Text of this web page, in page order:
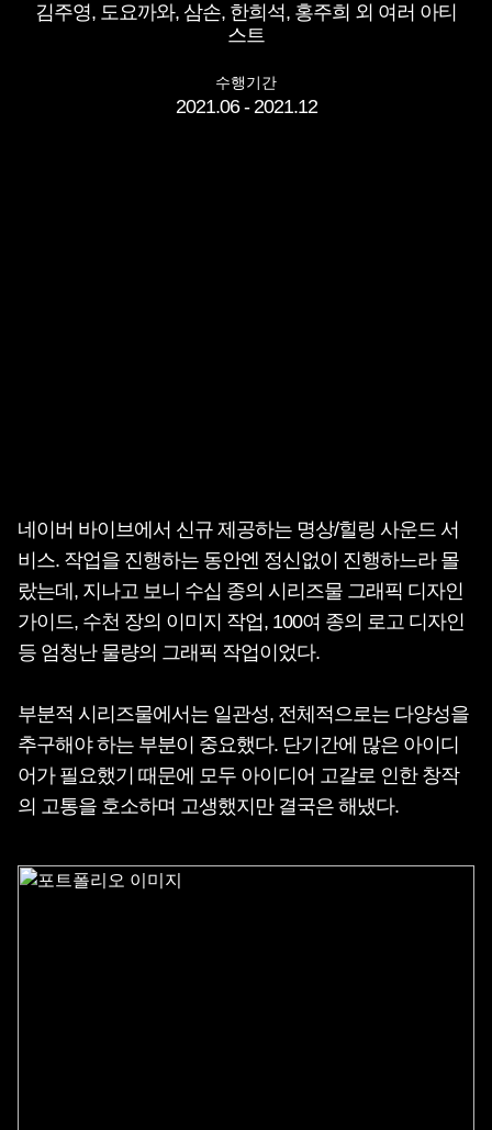
김주영, 도요까와, 삼손, 한희석, 홍주희 외 여러 아티
스트
수행기간
2021.06 - 2021.12
네이버 바이브에서 신규 제공하는 명상/힐링 사운드 서
비스. 작업을 진행하는 동안엔 정신없이 진행하느라 몰
랐는데, 지나고 보니 수십 종의 시리즈물 그래픽 디자인
가이드, 수천 장의 이미지 작업, 100여 종의 로고 디자인
등 엄청난 물량의 그래픽 작업이었다.
부분적 시리즈물에서는 일관성, 전체적으로는 다양성을
추구해야 하는 부분이 중요했다. 단기간에 많은 아이디
어가 필요했기 때문에 모두 아이디어 고갈로 인한 창작
의 고통을 호소하며 고생했지만 결국은 해냈다.